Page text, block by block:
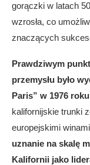
gorączki w latach
wzrosła, co
znaczących
Prawdziwym
przemysłu było
Paris” w 1976
kalifornijskie trunki
europejskimi
uznanie na skalę
Kalifornii jako